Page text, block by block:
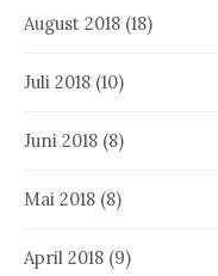
August 2018 (18)
Juli 2018 (10)
Juni 2018 (8)
Mai 2018 (8)
April 2018 (9)